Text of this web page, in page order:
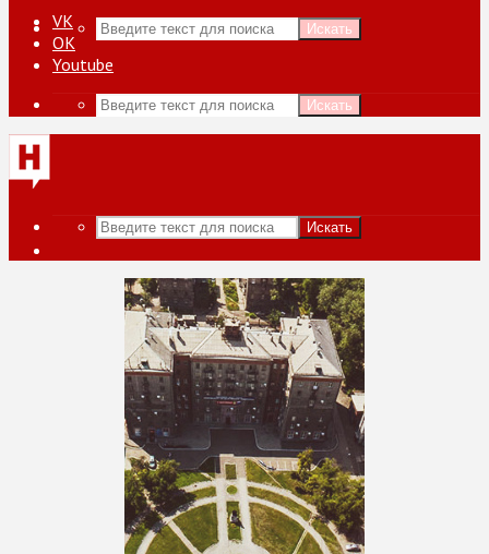
Искать
VK
ОК
Youtube
Искать
Искать